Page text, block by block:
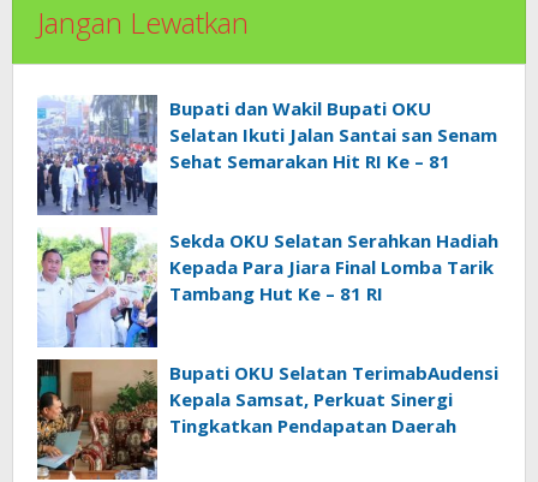
Jangan Lewatkan
Bupati dan Wakil Bupati OKU
Selatan Ikuti Jalan Santai san Senam
Sehat Semarakan Hit RI Ke – 81
Sekda OKU Selatan Serahkan Hadiah
Kepada Para Jiara Final Lomba Tarik
Tambang Hut Ke – 81 RI
Bupati OKU Selatan TerimabAudensi
Kepala Samsat, Perkuat Sinergi
Tingkatkan Pendapatan Daerah